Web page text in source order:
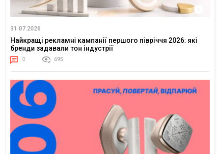
31.07.2026
Найкращі рекламні кампанії першого півріччя 2026: які
бренди задавали тон індустрії
0 695